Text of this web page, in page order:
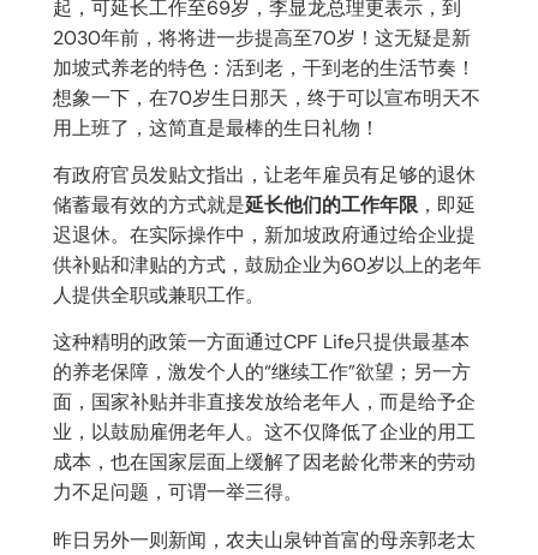
起，可延长工作至69岁，李显龙总理更表示，到
2030年前，将将进一步提高至70岁！这无疑是新
加坡式养老的特色：活到老，干到老的生活节奏！
想象一下，在70岁生日那天，终于可以宣布明天不
用上班了，这简直是最棒的生日礼物！
有政府官员发贴文指出，让老年雇员有足够的退休
储蓄最有效的方式就是延长他们的工作年限 ，即延
迟退休。在实际操作中，新加坡政府通过给企业提
供补贴和津贴的方式，鼓励企业为60岁以上的老年
人提供全职或兼职工作。
这种精明的政策一方面通过CPF Life只提供最基本
的养老保障，激发个人的“继续工作”欲望；另一方
面，国家补贴并非直接发放给老年人，而是给予企
业，以鼓励雇佣老年人。这不仅降低了企业的用工
成本，也在国家层面上缓解了因老龄化带来的劳动
力不足问题，可谓一举三得。
昨日另外一则新闻，农夫山泉钟首富的母亲郭老太